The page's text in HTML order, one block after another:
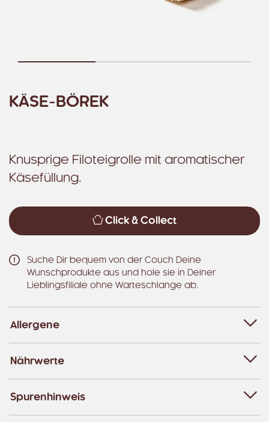
KÄSE-BÖREK
Knusprige Filoteigrolle mit aromatischer
Käsefüllung.
Click & Collect
Suche Dir bequem von der Couch Deine
Wunschprodukte aus und hole sie in Deiner
Lieblingsfiliale ohne Warteschlange ab.
Allergene
Nährwerte
Spurenhinweis